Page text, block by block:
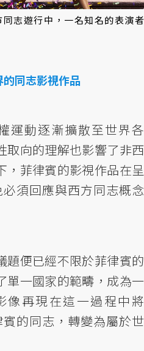
志遊行中，一名知名的表演者
同志影視作品
運動逐漸擴散至世界各
取向的理解也影響了非西
，菲律賓的影視作品在呈
須回應與西方同志概念
題便已經不限於菲律賓的
單一國家的範疇，成為一
像再現在這一過程中將
的同志，轉變為屬於世